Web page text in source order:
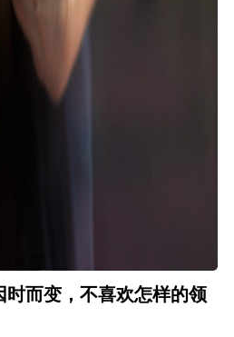
时而变，不喜欢怎样的领